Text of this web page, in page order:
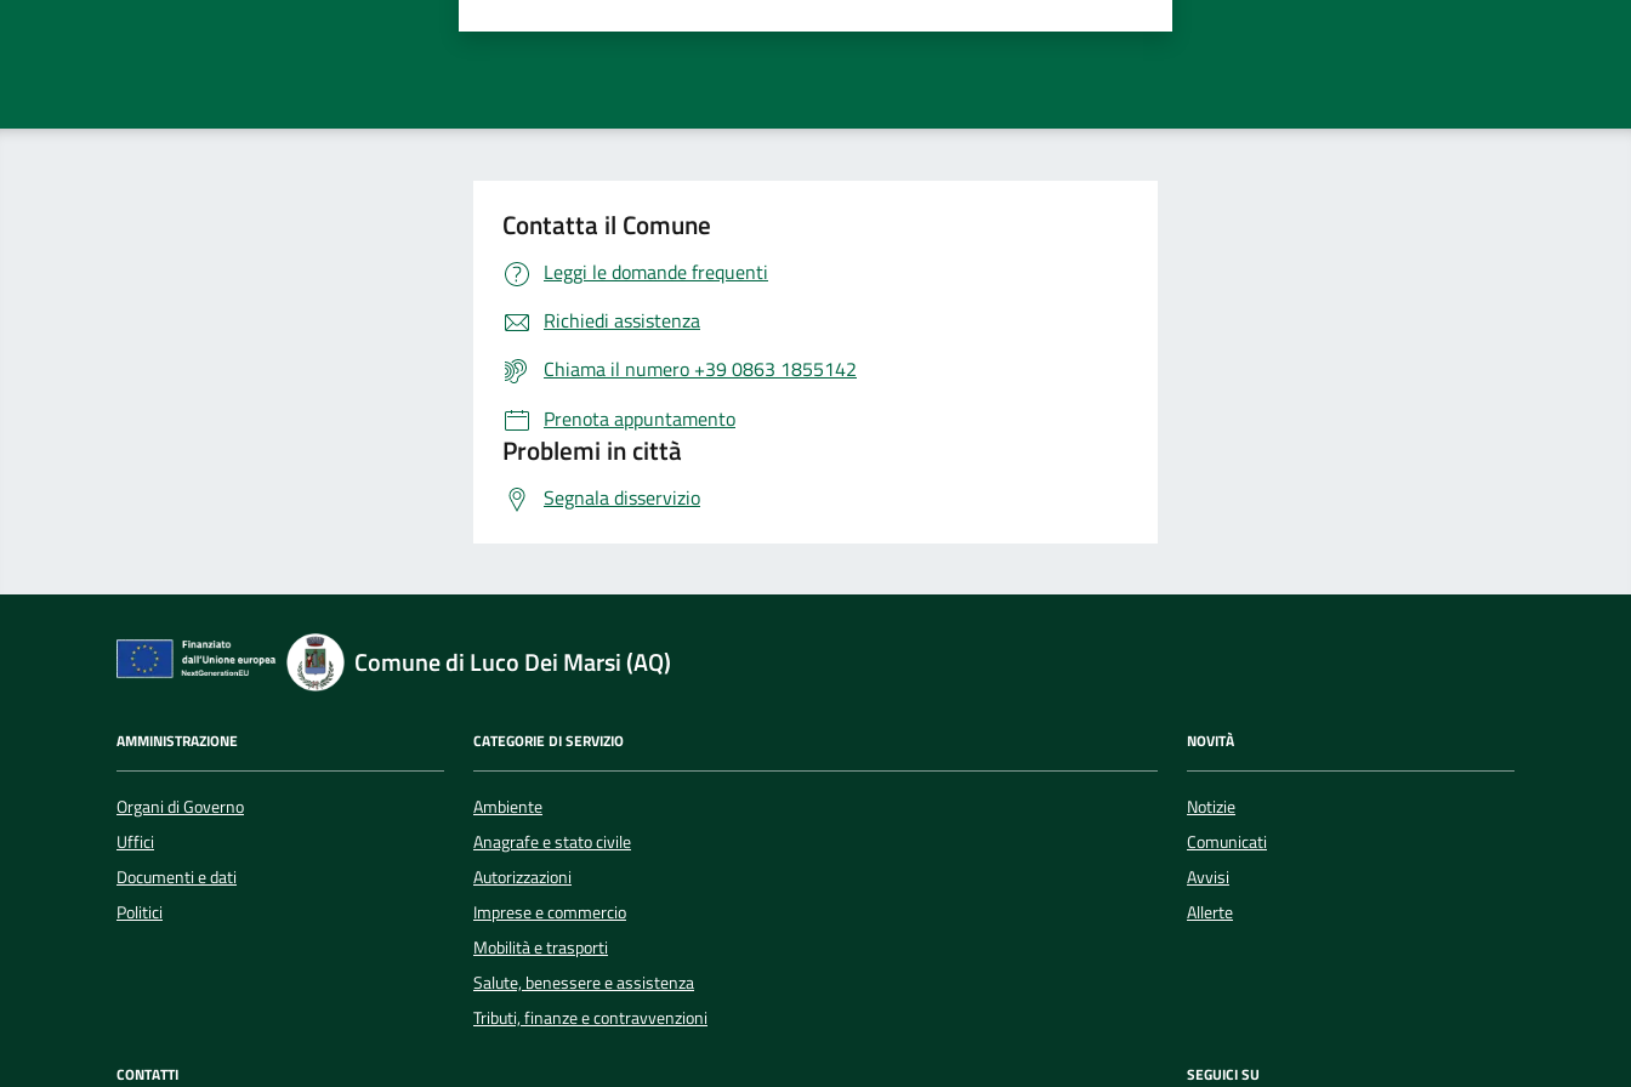
Contatta il Comune
Leggi le domande frequenti
Richiedi assistenza
Chiama il numero +39 0863 1855142
Prenota appuntamento
Problemi in città
Segnala disservizio
Comune di Luco Dei Marsi (AQ)
AMMINISTRAZIONE
Organi di Governo
Uffici
Documenti e dati
Politici
CATEGORIE DI SERVIZIO
Ambiente
Anagrafe e stato civile
Autorizzazioni
Imprese e commercio
Mobilità e trasporti
Salute, benessere e assistenza
Tributi, finanze e contravvenzioni
NOVITÀ
Notizie
Comunicati
Avvisi
Allerte
CONTATTI SEGUICI SU